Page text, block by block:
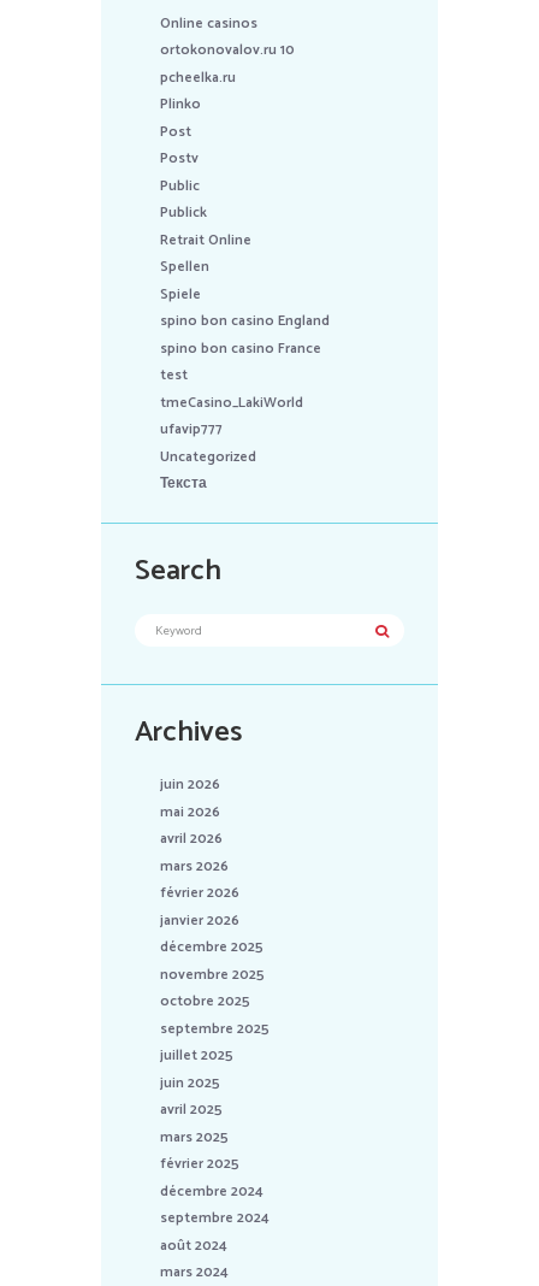
Online casinos
ortokonovalov.ru 10
pcheelka.ru
Plinko
Post
Postv
Public
Publick
Retrait Online
Spellen
Spiele
spino bon casino England
spino bon casino France
test
tmeCasino_LakiWorld
ufavip777
Uncategorized
Текста
Search
Archives
juin 2026
mai 2026
avril 2026
mars 2026
février 2026
janvier 2026
décembre 2025
novembre 2025
octobre 2025
septembre 2025
juillet 2025
juin 2025
avril 2025
mars 2025
février 2025
décembre 2024
septembre 2024
août 2024
mars 2024